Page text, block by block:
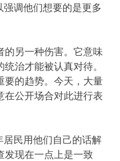
调他们想要的是更多
的另一种伤害。它意味
治才能被认真对待。
要的趋势。今天，大量
在公开场合对此进行表
居民用他们自己的话解
发现在一点上是一致